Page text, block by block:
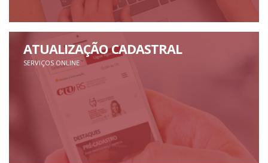
ATUALIZAÇÃO CADASTRAL
SERVIÇOS ONLINE